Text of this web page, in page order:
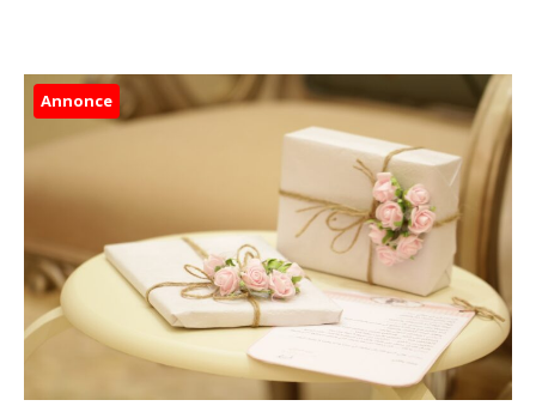
Annonce